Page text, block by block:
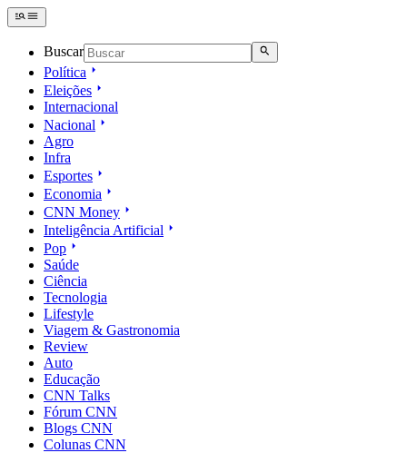
Buscar
Política
Eleições
Internacional
Nacional
Agro
Infra
Esportes
Economia
CNN Money
Inteligência Artificial
Pop
Saúde
Ciência
Tecnologia
Lifestyle
Viagem & Gastronomia
Review
Auto
Educação
CNN Talks
Fórum CNN
Blogs CNN
Colunas CNN